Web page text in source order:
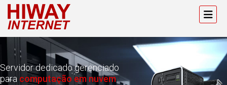
Servidor dedicado gerenciado
para computação em nuvem